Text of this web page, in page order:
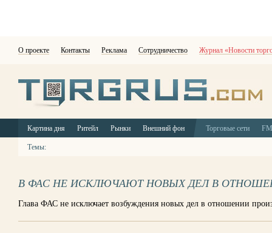
О проекте Контакты Реклама Сотрудничество Журнал «Новости
Картина дня Ритейл Рынки Внешний фон Торговые сети
Темы:
В ФАС НЕ ИСКЛЮЧАЮТ НОВЫХ ДЕЛ В
Глава ФАС не исключает возбуждения новых дел в отношении